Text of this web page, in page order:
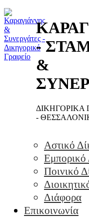
-
&
ΔΙΚΗΓΟΡΙΚΑ
-
Αστικό
Εμπορικό
Ποινικό
Διάφορα
Επικοινωνία